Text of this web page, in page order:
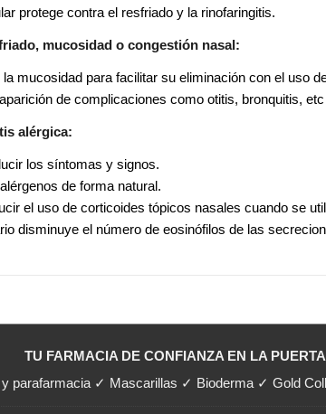
protege contra el resfriado y la rinofaringitis.
mucosidad o congestión nasal:
la mucosidad para facilitar su eliminación con el uso
de complicaciones como otitis, bronquitis, etc
alérgica:
los síntomas y signos.
de forma natural.
el uso de corticoides tópicos nasales cuando se
disminuye el número de eosinófilos de las
TU FARMACIA DE CONFIANZA EN LA
y parafarmacia ✓ Mascarillas ✓ Bioderma ✓ Gold